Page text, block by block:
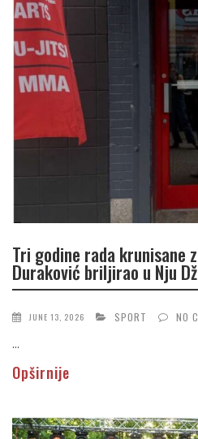
Tri godine rada krunisane
Duraković briljirao u Nju
JUNE 13, 2026 SPORT NO
...
Opširnije